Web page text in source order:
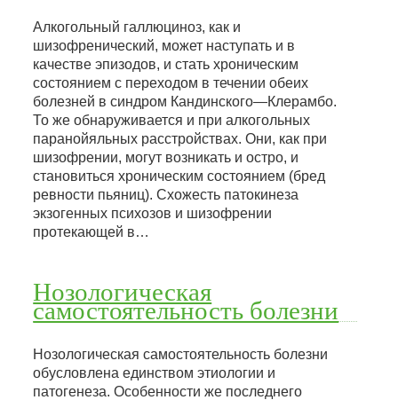
Алкогольный галлюциноз, как и
шизофренический, может наступать и в
качестве эпизодов, и стать хроническим
состоянием с переходом в течении обеих
болезней в синдром Кандинского—Клерамбо.
То же обнаруживается и при алкогольных
паранойяльных расстройствах. Они, как при
шизофрении, могут возникать и остро, и
становиться хроническим состоянием (бред
ревности пьяниц). Схожесть патокинеза
экзогенных психозов и шизофрении
протекающей в…
Нозологическая
самостоятельность болезни
Нозологическая самостоятельность болезни
обусловлена единством этиологии и
патогенеза. Особенности же последнего